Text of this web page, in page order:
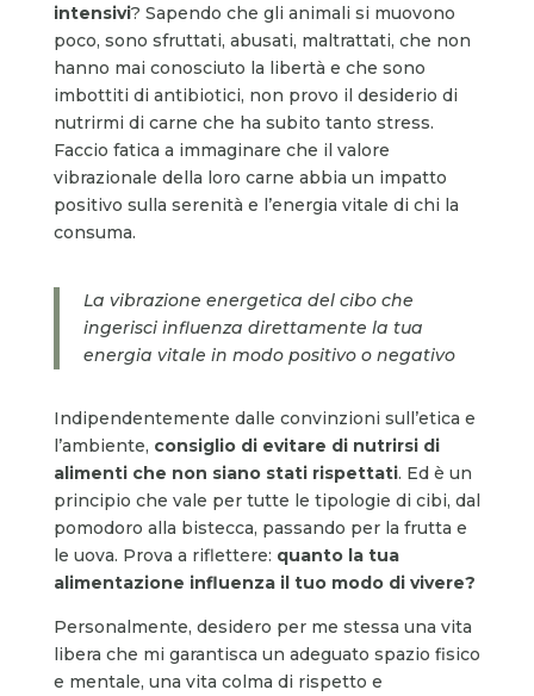
intensivi? Sapendo che gli animali si muovono
poco, sono sfruttati, abusati, maltrattati, che non
hanno mai conosciuto la libertà e che sono
imbottiti di antibiotici, non provo il desiderio di
nutrirmi di carne che ha subito tanto stress.
Faccio fatica a immaginare che il valore
vibrazionale della loro carne abbia un impatto
positivo sulla serenità e l’energia vitale di chi la
consuma.
La vibrazione energetica del cibo che
ingerisci influenza direttamente la tua
energia vitale in modo positivo o negativo
Indipendentemente dalle convinzioni sull’etica e
l’ambiente, consiglio di evitare di nutrirsi di
alimenti che non siano stati rispettati. Ed è un
principio che vale per tutte le tipologie di cibi, dal
pomodoro alla bistecca, passando per la frutta e
le uova. Prova a riflettere: quanto la tua
alimentazione influenza il tuo modo di vivere?
Personalmente, desidero per me stessa una vita
libera che mi garantisca un adeguato spazio fisico
e mentale, una vita colma di rispetto e